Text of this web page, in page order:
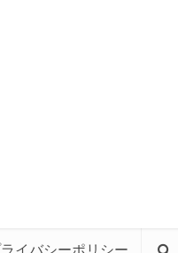
イバシーポリシー